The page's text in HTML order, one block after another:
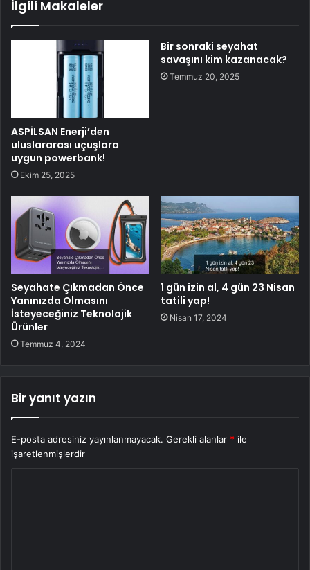
İlgili Makaleler
ASPİLSAN Enerji’den
uluslararası uçuşlara
uygun powerbank!
Ekim 25, 2025
Bir sonraki seyahat
savaşını kim kazanacak?
Temmuz 20, 2025
Seyahate Çıkmadan Önce
Yanınızda Olmasını
İsteyeceğiniz Teknolojik
Ürünler
Temmuz 4, 2024
1 gün izin al, 4 gün 23 Nisan
tatili yap!
Nisan 17, 2024
Bir yanıt yazın
E-posta adresiniz yayınlanmayacak. Gerekli alanlar * ile
işaretlenmişlerdir